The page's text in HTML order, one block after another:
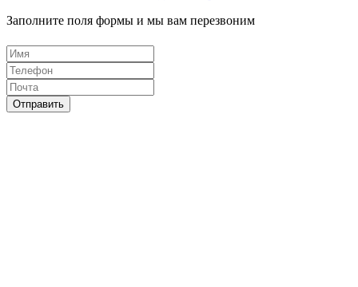
Заполните поля формы и мы вам перезвоним
Отправить